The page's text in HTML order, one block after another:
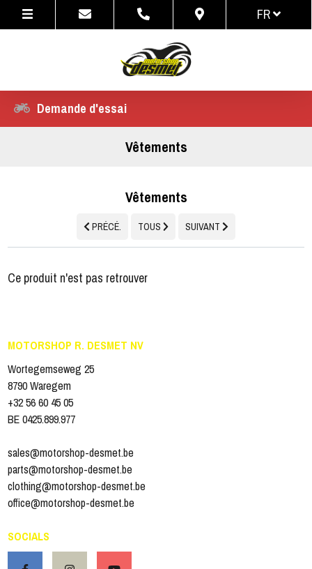
FRFR
Demande d'essai
Vêtements
Vêtements
PRÉCÉ. TOUS SUIVANT
Ce produit n'est pas retrouver
MOTORSHOP R. DESMET NV
Wortegemseweg 25
8790 Waregem
+32 56 60 45 05
BE 0425.899.977
sales@motorshop-desmet.be
parts@motorshop-desmet.be
clothing@motorshop-desmet.be
office@motorshop-desmet.be
SOCIALS